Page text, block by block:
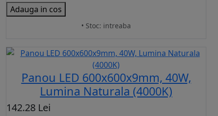
Adauga in cos
• Stoc: intreaba
Panou LED 600x600x9mm, 40W,
Lumina Naturala (4000K)
142.28 Lei